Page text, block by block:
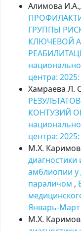
Алимова И.А.,
ГРУППЫ
КЛЮЧЕВОЙ
центра:
Хамраева Л.
КОНТУЗИЙ
центра:
М.Х.
амблиопии у
параличом ,
Январь-Март
М.Х.